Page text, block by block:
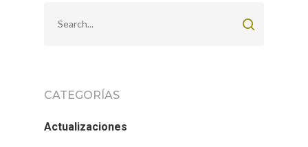
CATEGORÍAS
Actualizaciones